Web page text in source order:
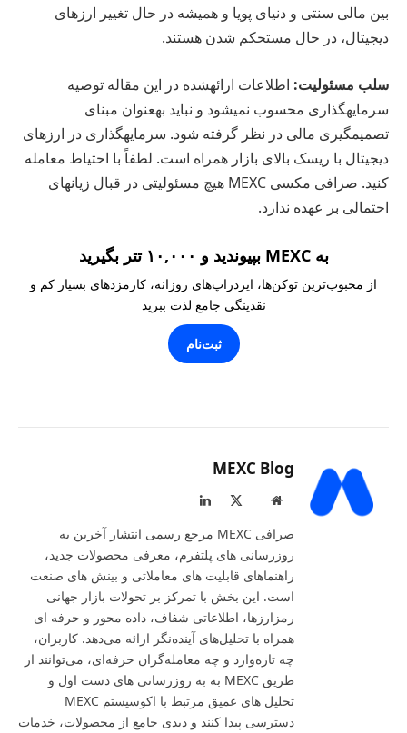
بین مالی سنتی و دنیای پویا و همیشه در حال تغییر ارزهای
دیجیتال، در حال مستحکم شدن هستند.
سلب مسئولیت: اطلاعات ارائهشده در این مقاله توصیه
سرمایهگذاری محسوب نمیشود و نباید بهعنوان مبنای
تصمیمگیری مالی در نظر گرفته شود. سرمایهگذاری در ارزهای
دیجیتال با ریسک بالای بازار همراه است. لطفاً با احتیاط معامله
کنید. صرافی مکسی MEXC هیچ مسئولیتی در قبال زیانهای
احتمالی بر عهده ندارد.
به MEXC بپیوندید و ۱۰,۰۰۰ تتر بگیرید
از محبوب‌ترین توکن‌ها، ایردراپ‌های روزانه، کارمزدهای بسیار کم و
نقدینگی جامع لذت ببرید
ثبت‌نام
MEXC Blog
Website
LinkedIn
صرافی MEXC مرجع رسمی انتشار آخرین به‌
روزرسانی‌ های پلتفرم، معرفی محصولات جدید،
راهنماهای قابلیت‌ های معاملاتی و بینش‌ های صنعت
است. این بخش با تمرکز بر تحولات بازار جهانی
رمزارزها، اطلاعاتی شفاف، داده‌ محور و حرفه‌ ای
همراه با تحلیل‌های آینده‌نگر ارائه می‌دهد. کاربران،
چه تازه‌وارد و چه معامله‌گران حرفه‌ای، می‌توانند از
طریق MEXC به به‌ روزرسانی‌ های دست‌ اول و
تحلیل‌ های عمیق مرتبط با اکوسیستم MEXC
دسترسی پیدا کنند و دیدی جامع از محصولات، خدمات